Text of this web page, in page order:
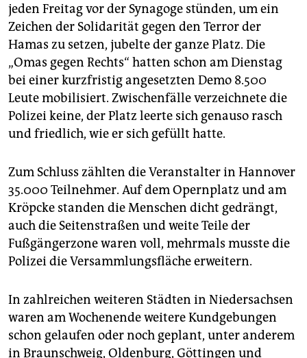
jeden Freitag vor der Synagoge stünden, um ein
Zeichen der Solidarität gegen den Terror der
Hamas zu setzen, jubelte der ganze Platz. Die
„Omas gegen Rechts“ hatten schon am Dienstag
bei einer kurzfristig angesetzten Demo 8.500
Leute mobilisiert. Zwischenfälle verzeichnete die
Polizei keine, der Platz leerte sich genauso rasch
und friedlich, wie er sich gefüllt hatte.
Zum Schluss zählten die Veranstalter in Hannover
35.000 Teilnehmer. Auf dem Opernplatz und am
Kröpcke standen die Menschen dicht gedrängt,
auch die Seitenstraßen und weite Teile der
Fußgängerzone waren voll, mehrmals musste die
Polizei die Versammlungsfläche erweitern.
In zahlreichen weiteren Städten in Niedersachsen
waren am Wochenende weitere Kundgebungen
schon gelaufen oder noch geplant, unter anderem
in Braunschweig, Oldenburg, Göttingen und